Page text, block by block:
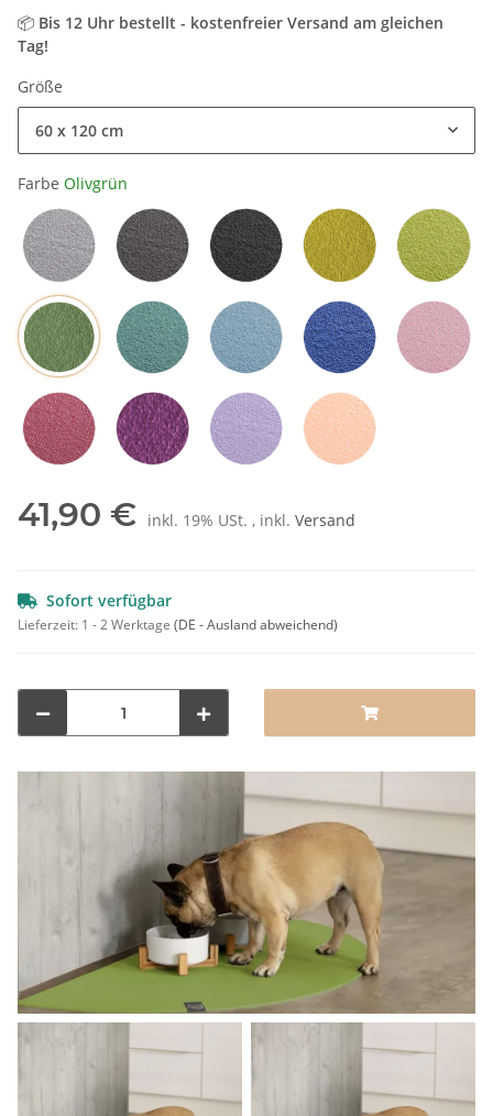
📦 Bis 12 Uhr bestellt - kostenfreier Versand am gleichen
Tag!
Größe
60 x 120 cm
Farbe Olivgrün
Hellgrau Grau Schwarz Mangogelb Grün
Olivgrün Petrol Hellblau Blau
41,90 € inkl. 19% USt. , inkl. Versand
Sofort verfügbar
Lieferzeit: 1 - 2 Werktage (DE - Ausland abweichend)